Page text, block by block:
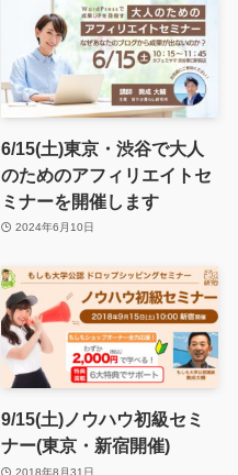
6/15(土)東京・渋谷で大人
のためのアフィリエイトセ
ミナーを開催します
2024年6月10日
9/15(土)ノウハウ初級セミ
ナー(東京・新宿開催)
2018年8月31日